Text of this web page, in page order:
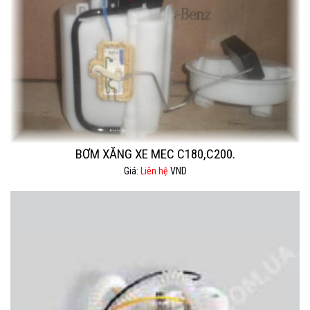
BƠM XĂNG XE MEC C180,C200.
Giá: Liên hệ VND